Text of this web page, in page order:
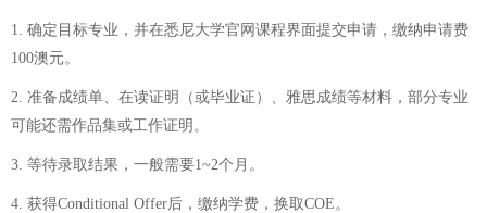
1. 确定目标专业，并在悉尼大学官网课程界面提交申请，缴纳申请费
100澳元。
2. 准备成绩单、在读证明（或毕业证）、雅思成绩等材料，部分专业
可能还需作品集或工作证明。
3. 等待录取结果，一般需要1~2个月。
4. 获得Conditional Offer后，缴纳学费，换取COE。